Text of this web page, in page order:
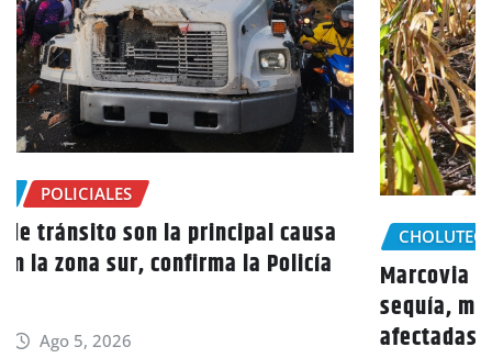
CHOLUTECA
Marcovia declara estado de emergencia por
afectadas